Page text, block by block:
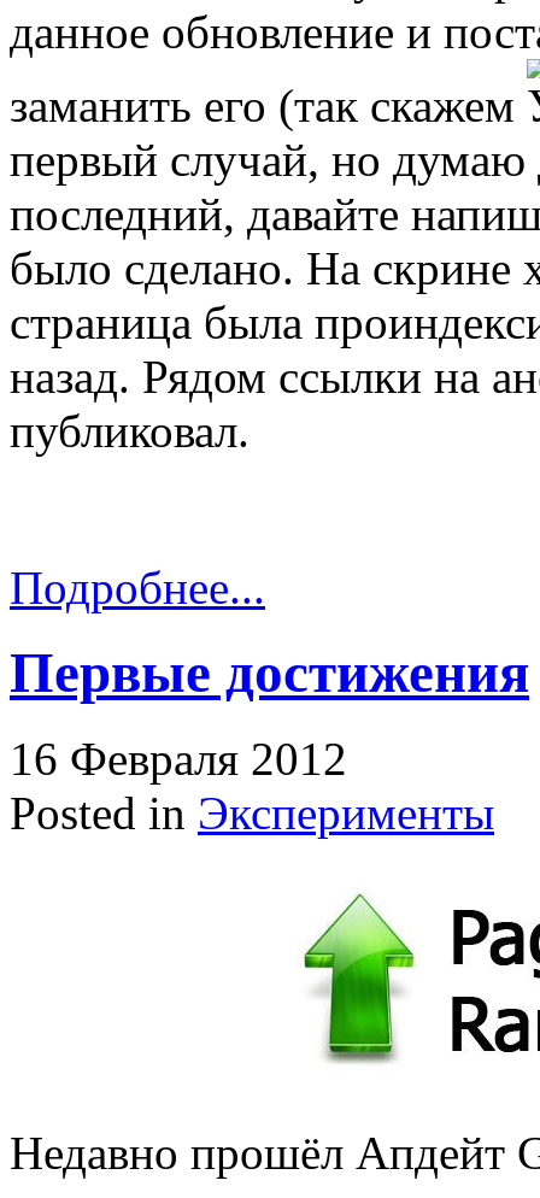
данное обновление и
заманить его (так скажем
первый случай, но думаю
последний, давайте
было сделано. На скрине
страница была
назад. Рядом ссылки на
публиковал.
Подробнее...
Первые достижения
16 Февраля 2012
Posted in Эксперименты
Недавно прошёл Апдейт